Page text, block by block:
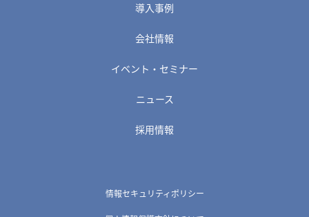
導入事例
会社情報
イベント・セミナー
ニュース
採用情報
情報セキュリティポリシー